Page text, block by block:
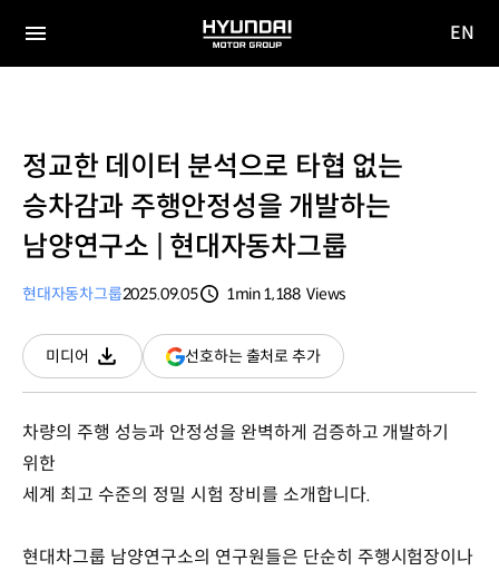
전체
HYUNDAI
MOTOR
EN
정교한 데이터 분석으로 타협 없는
승차감과 주행안정성을 개발하는
남양연구소 | 현대자동차그룹
현대자동차그룹2025.09.05
1min1,188 Views
미디어
다운로드
선호하는 출처로 추가(새
창
차량의 주행 성능과 안정성을 완벽하게 검증하고 개발하기
위한
세계 최고 수준의 정밀 시험 장비를 소개합니다.
현대차그룹 남양연구소의 연구원들은 단순히 주행시험장이나